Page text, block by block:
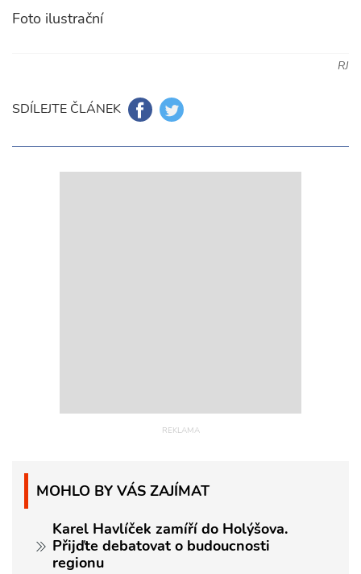
Foto ilustrační
RJ
SDÍLEJTE ČLÁNEK
MOHLO BY VÁS ZAJÍMAT
Karel Havlíček zamíří do Holýšova.
Přijďte debatovat o budoucnosti
regionu